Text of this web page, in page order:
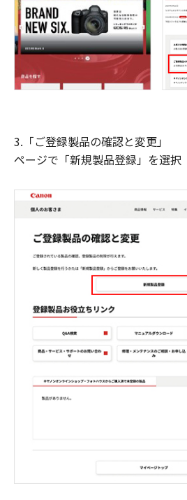
3.「ご登録製品の確認と変更」
ページで「新規製品登録」を選択